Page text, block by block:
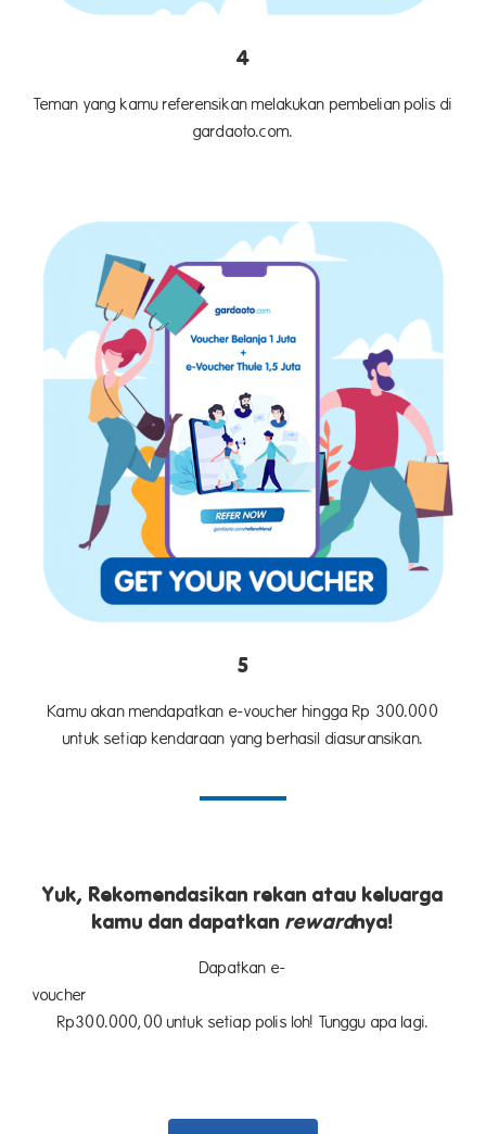
4
Teman yang kamu referensikan melakukan pembelian polis di
gardaoto.com.
5
Kamu akan mendapatkan e-voucher hingga Rp 300.000
untuk setiap kendaraan yang berhasil diasuransikan.
Yuk, Rekomendasikan rekan atau keluarga
kamu dan dapatkan rewardnya!
Dapatkan e-
voucher
Rp300.000,00 untuk setiap polis loh! Tunggu apa lagi.